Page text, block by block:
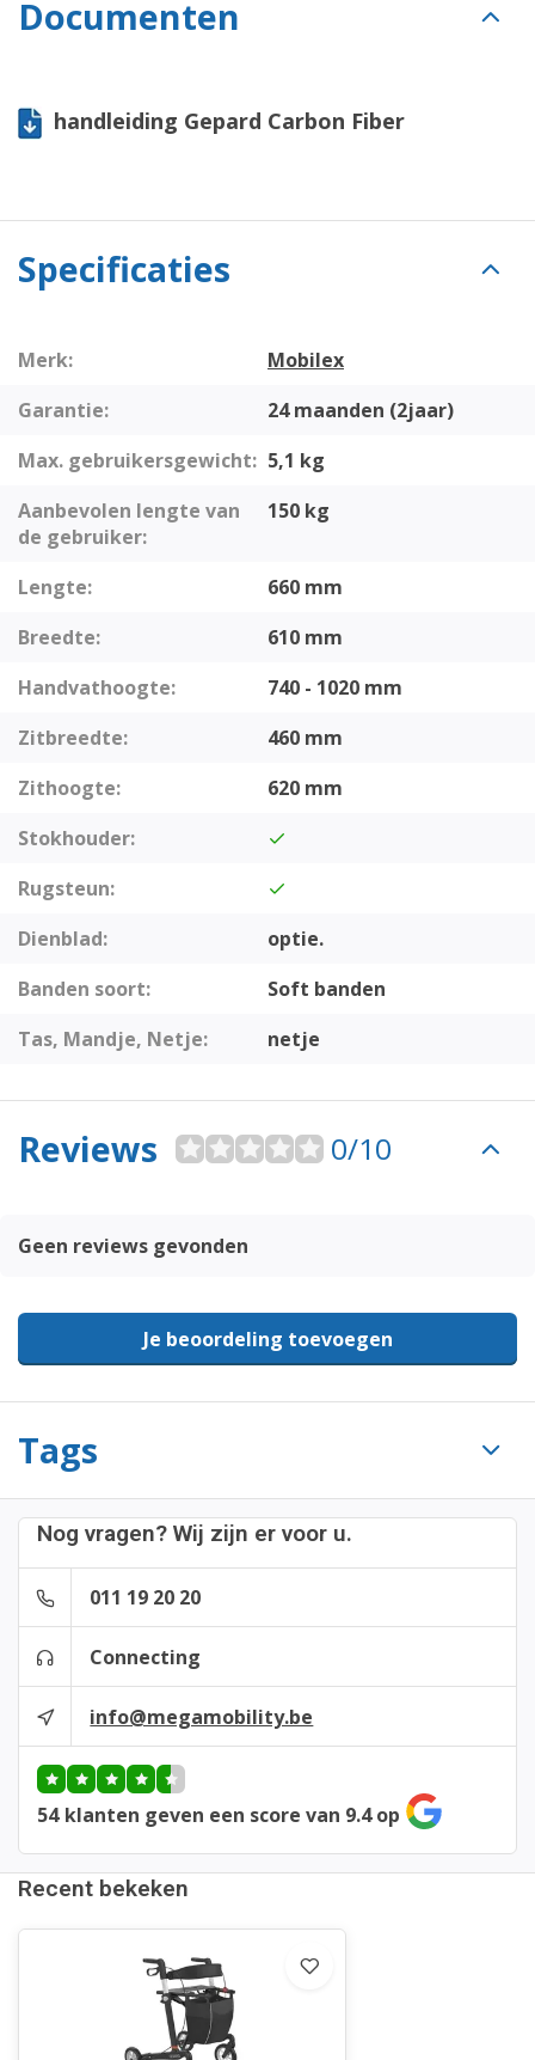
Documenten
handleiding Gepard Carbon Fiber
Tags
Specificaties
Merk:
Mobilex
Garantie:
24 maanden (2jaar)
Max. gebruikersgewicht: 5,1 kg
Aanbevolen lengte van
de gebruiker:
150 kg
Lengte:
660 mm
Breedte:
610 mm
Handvathoogte:
740 - 1020 mm
Zitbreedte:
460 mm
Zithoogte:
620 mm
Stokhouder:
Rugsteun:
Dienblad:
optie.
Banden soort:
Soft banden
Tas, Mandje, Netje:
netje
Nog vragen? Wij zijn er voor u.
011 19 20 20
Connecting
info@megamobility.be
54 klanten geven een score van 9.4 op
Reviews 0/10
Geen reviews gevonden
Je beoordeling toevoegen
Recent bekeken